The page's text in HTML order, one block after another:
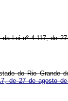
Lei nº 4.117, de
do Rio Grande
de 27 de agosto